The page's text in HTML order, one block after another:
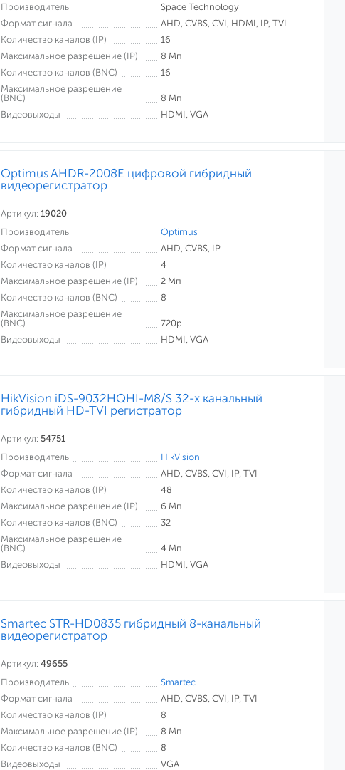
Производитель
Space Technology
Формат сигнала
AHD, CVBS, CVI, HDMI, IP, TVI
Количество каналов (IP)
16
Максимальное разрешение (IP)
8 Мп
Количество каналов (BNC)
16
Максимальное разрешение
(BNC)
8 Мп
Видеовыходы
HDMI, VGA
Optimus AHDR-2008E цифровой гибридный
видеорегистратор
Артикул: 19020
Производитель
Optimus
Формат сигнала
AHD, CVBS, IP
Количество каналов (IP)
4
Максимальное разрешение (IP)
2 Мп
Количество каналов (BNC)
8
Максимальное разрешение
(BNC)
720p
Видеовыходы
HDMI, VGA
HikVision iDS-9032HQHI-M8/S 32-х канальный
гибридный HD-TVI регистратор
Артикул: 54751
Производитель
HikVision
Формат сигнала
AHD, CVBS, CVI, IP, TVI
Количество каналов (IP)
48
Максимальное разрешение (IP)
6 Мп
Количество каналов (BNC)
32
Максимальное разрешение
(BNC)
4 Мп
Видеовыходы
HDMI, VGA
Smartec STR-HD0835 гибридный 8-канальный
видеорегистратор
Артикул: 49655
Производитель
Smartec
Формат сигнала
AHD, CVBS, CVI, IP, TVI
Количество каналов (IP)
8
Максимальное разрешение (IP)
8 Мп
Количество каналов (BNC)
8
Видеовыходы
VGA